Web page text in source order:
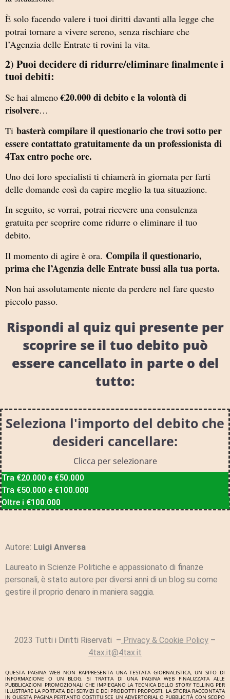
È solo facendo valere i tuoi diritti davanti alla legge che
potrai tornare a vivere sereno, senza rischiare che
l’Agenzia delle Entrate ti rovini la vita.
2) Puoi decidere di ridurre/eliminare finalmente i
tuoi debiti:
Se hai almeno€20.000 di debito e la volontà di
risolvere…
Ti basterà compilare il questionario che trovi sotto per
essere contattato gratuitamente da un professionista di
4Tax entro poche ore.
Uno dei loro specialisti ti chiamerà in giornata per farti
delle domande così da capire meglio la tua situazione.
In seguito, se vorrai, potrai ricevere una consulenza
gratuita per scoprire come ridurre o eliminare il tuo
debito.
Il momento di agire è ora. Compila il questionario,
prima che l’Agenzia delle Entrate bussi alla tua porta.
Non hai assolutamente niente da perdere nel fare questo
piccolo passo.
Rispondi al quiz qui presente per
scoprire se il tuo debito può
essere cancellato in parte o del
tutto:
Seleziona l'importo del debito che
desideri cancellare:
Clicca per selezionare
Tra €20.000 e €50.000
Tra €50.000 e €100.000
Oltre i €100.000
Autore: Luigi Anversa
Laureato in Scienze Politiche e appassionato di finanze
personali, è stato autore per diversi anni di un blog su come
gestire il proprio denaro in maniera saggia.
2023 Tutti i Diritti Riservati – Privacy & Cookie Policy –
4tax.it@4tax.it
QUESTA PAGINA WEB NON RAPPRESENTA UNA TESTATA GIORNALISTICA, UN SITO DI
INFORMAZIONE O UN BLOG. SI TRATTA DI UNA PAGINA WEB FINALIZZATA ALLE
PUBBLICAZIONI PROMOZIONALI CHE IMPIEGANO LA TECNICA DELLO STORY TELLING PER
ILLUSTRARE LA PORTATA DEI SERVIZI E DEI PRODOTTI PROPOSTI. LA STORIA RACCONTATA
IN QUESTA PAGINA PERTANTO COSTITUISCE UN ADVERTORIAL O PUBBLICITÀ CON SCOPO